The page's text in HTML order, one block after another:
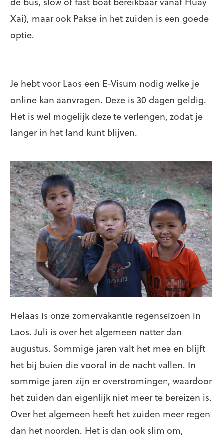
Xai), maar ook Pakse in het zuiden is een goede
optie.
Je hebt voor Laos een E-Visum nodig welke je
online kan aanvragen. Deze is 30 dagen geldig.
Het is wel mogelijk deze te verlengen, zodat je
langer in het land kunt blijven.
Helaas is onze zomervakantie regenseizoen in
Laos. Juli is over het algemeen natter dan
augustus. Sommige jaren valt het mee en blijft
het bij buien die vooral in de nacht vallen. In
sommige jaren zijn er overstromingen, waardoor
het zuiden dan eigenlijk niet meer te bereizen is.
Over het algemeen heeft het zuiden meer regen
dan het noorden. Het is dan ook slim om,